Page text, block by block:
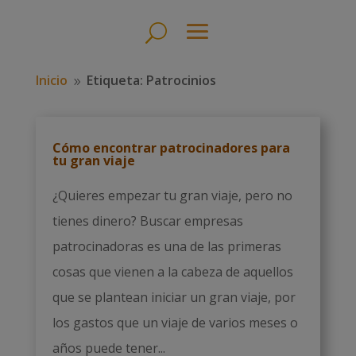
Inicio 9 Etiqueta: Patrocinios
Cómo encontrar patrocinadores para
tu gran viaje
¿Quieres empezar tu gran viaje, pero no
tienes dinero? Buscar empresas
patrocinadoras es una de las primeras
cosas que vienen a la cabeza de aquellos
que se plantean iniciar un gran viaje, por
los gastos que un viaje de varios meses o
años puede tener...